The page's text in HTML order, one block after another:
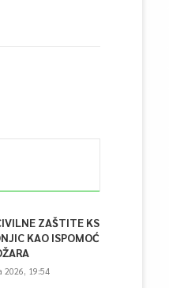
ZAŠTITE KS
KAO ISPOMOĆ
2026, 19:54